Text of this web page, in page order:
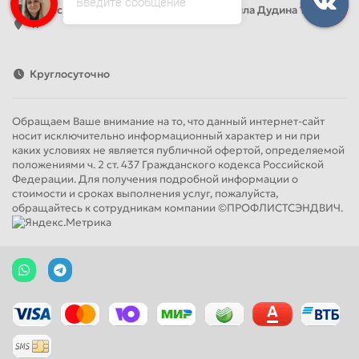
Адрес: Россия, Санкт-Петербург, Михаила Дудина 15, офис
41
Круглосуточно
Обращаем Ваше внимание на то, что данный интернет-сайт
носит исключительно информационный характер и ни при
каких условиях не является публичной офертой, определяемой
положениями ч. 2 ст. 437 Гражданского кодекса Российской
Федерации. Для получения подробной информации о
стоимости и сроках выполнения услуг, пожалуйста,
обращайтесь к сотрудникам компании ©ПРОФЛИСТСЭНДВИЧ.